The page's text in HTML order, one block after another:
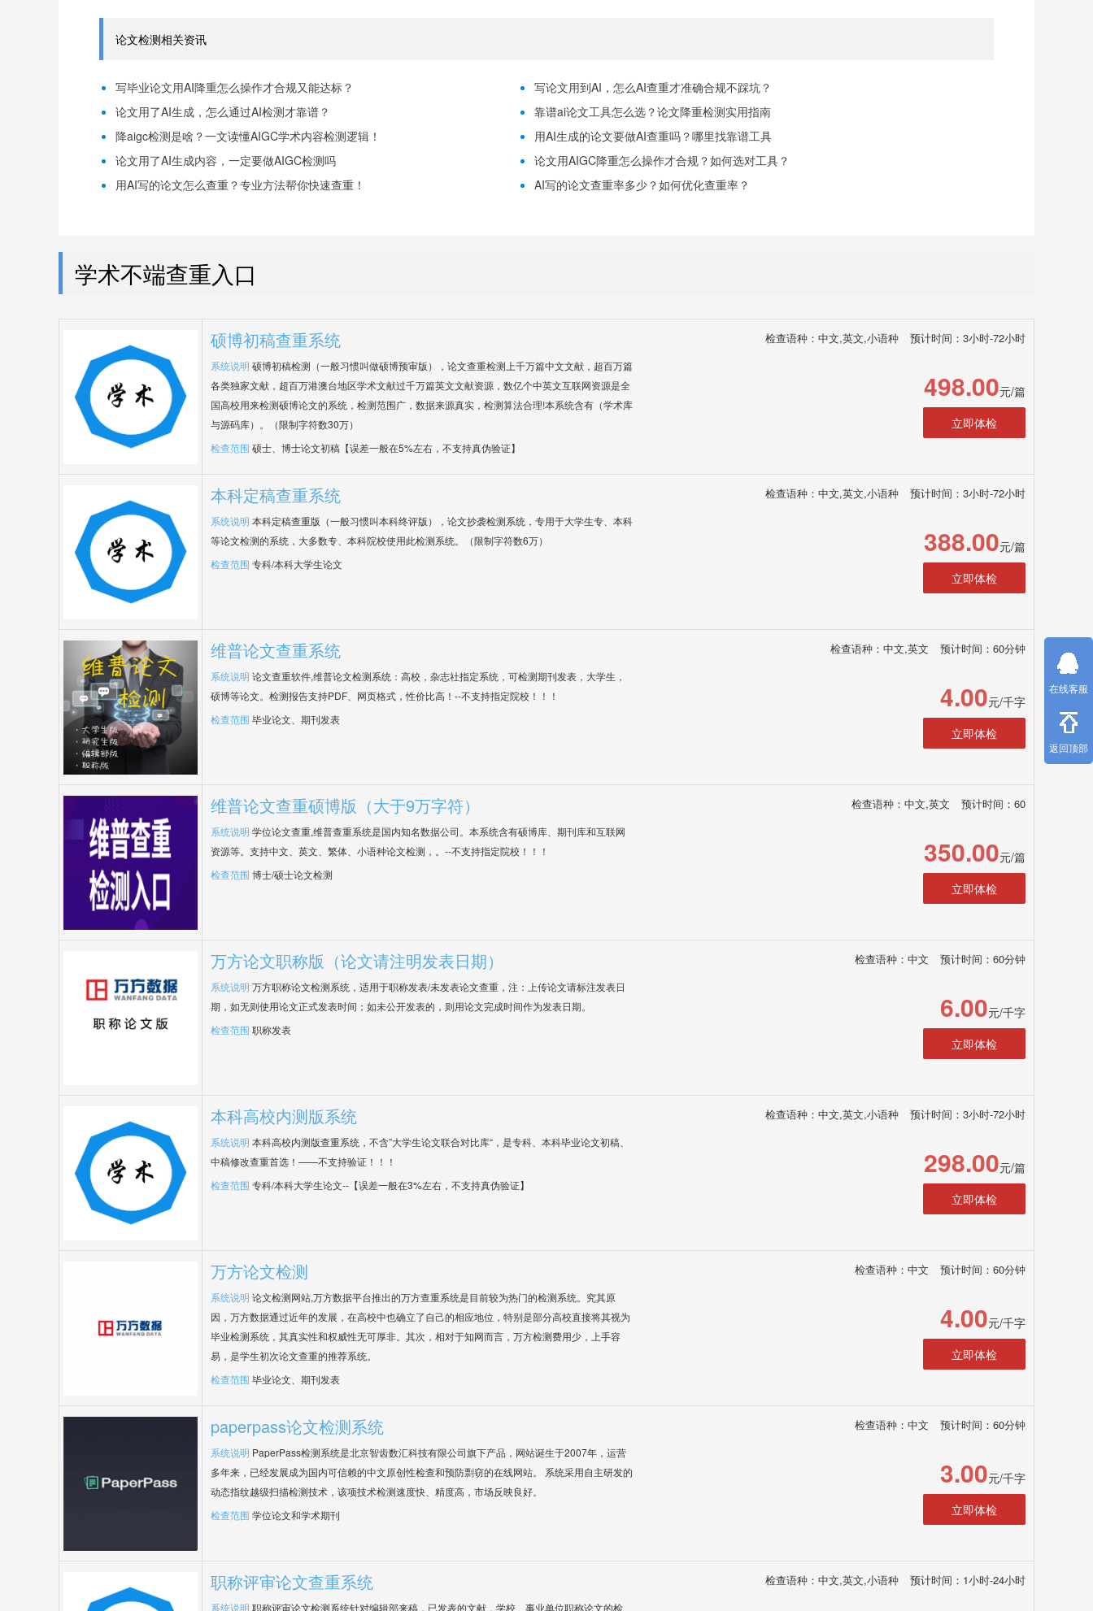
论文检测相关资讯
写毕业论文用AI降重怎么操作才合规又能达标？
写论文用到AI，怎么AI查重才准确合规不踩坑？
论文用了AI生成，怎么通过AI检测才靠谱？
靠谱ai论文工具怎么选？论文降重检测实用指南
降aigc检测是啥？一文读懂AIGC学术内容检测逻辑！
用AI生成的论文要做AI查重吗？哪里找靠谱工具
论文用了AI生成内容，一定要做AIGC检测吗
论文用AIGC降重怎么操作才合规？如何选对工具？
用AI写的论文怎么查重？专业方法帮你快速查重！
AI写的论文查重率多少？如何优化查重率？
学术不端查重入口
硕博初稿查重系统 检查语种：中文,英文,小语种 预计时间：3小时-72小时
系统说明 硕博初稿检测（一般习惯叫做硕博预审版），论文查重检测上千万篇中文文献，超百万篇
各类独家文献，超百万港澳台地区学术文献过千万篇英文文献资源，数亿个中英文互联网资源是全
国高校用来检测硕博论文的系统，检测范围广，数据来源真实，检测算法合理!本系统含有（学术库
与源码库）。（限制字符数30万）
检查范围 硕士、博士论文初稿【误差一般在5%左右，不支持真伪验证】
498.00元/篇
立即体检
本科定稿查重系统 检查语种：中文,英文,小语种 预计时间：3小时-72小时
系统说明 本科定稿查重版（一般习惯叫本科终评版），论文抄袭检测系统，专用于大学生专、本科
等论文检测的系统，大多数专、本科院校使用此检测系统。（限制字符数6万）
检查范围 专科/本科大学生论文
388.00元/篇
立即体检
维普论文查重系统 检查语种：中文,英文 预计时间：60分钟
系统说明 论文查重软件,维普论文检测系统：高校，杂志社指定系统，可检测期刊发表，大学生，
硕博等论文。检测报告支持PDF、网页格式，性价比高！--不支持指定院校！！！
检查范围 毕业论文、期刊发表
4.00元/千字
立即体检
维普论文查重硕博版（大于9万字符） 检查语种：中文,英文 预计时间：60
系统说明 学位论文查重,维普查重系统是国内知名数据公司。本系统含有硕博库、期刊库和互联网
资源等。支持中文、英文、繁体、小语种论文检测，。--不支持指定院校！！！
检查范围 博士/硕士论文检测
350.00元/篇
立即体检
万方论文职称版（论文请注明发表日期） 检查语种：中文 预计时间：60分钟
系统说明 万方职称论文检测系统，适用于职称发表/未发表论文查重，注：上传论文请标注发表日
期，如无则使用论文正式发表时间；如未公开发表的，则用论文完成时间作为发表日期。
检查范围 职称发表
6.00元/千字
立即体检
本科高校内测版系统 检查语种：中文,英文,小语种 预计时间：3小时-72小时
系统说明 本科高校内测版查重系统，不含”大学生论文联合对比库“，是专科、本科毕业论文初稿、
中稿修改查重首选！——不支持验证！！！
检查范围 专科/本科大学生论文--【误差一般在3%左右，不支持真伪验证】
298.00元/篇
立即体检
万方论文检测 检查语种：中文 预计时间：60分钟
系统说明 论文检测网站,万方数据平台推出的万方查重系统是目前较为热门的检测系统。究其原
因，万方数据通过近年的发展，在高校中也确立了自己的相应地位，特别是部分高校直接将其视为
毕业检测系统，其真实性和权威性无可厚非。其次，相对于知网而言，万方检测费用少，上手容
易，是学生初次论文查重的推荐系统。
检查范围 毕业论文、期刊发表
4.00元/千字
立即体检
paperpass论文检测系统 检查语种：中文 预计时间：60分钟
系统说明 PaperPass检测系统是北京智齿数汇科技有限公司旗下产品，网站诞生于2007年，运营
多年来，已经发展成为国内可信赖的中文原创性检查和预防剽窃的在线网站。 系统采用自主研发的
动态指纹越级扫描检测技术，该项技术检测速度快、精度高，市场反映良好。
检查范围 学位论文和学术期刊
3.00元/千字
立即体检
职称评审论文查重系统 检查语种：中文,英文,小语种 预计时间：1小时-24小时
系统说明 职称评审论文检测系统针对编辑部来稿，已发表的文献，学校、事业单位职称论文的检
在线客服
返回顶部